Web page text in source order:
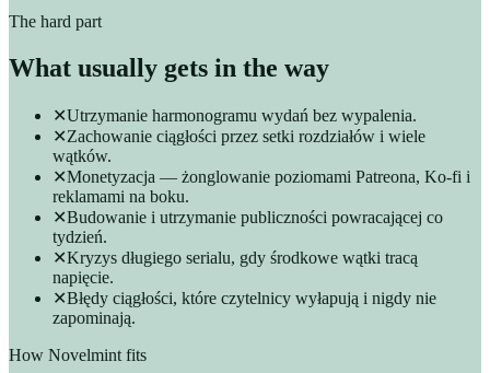
The hard part
What usually gets in the way
✕Utrzymanie harmonogramu wydań bez wypalenia.
✕Zachowanie ciągłości przez setki rozdziałów i wiele
wątków.
✕Monetyzacja — żonglowanie poziomami Patreona, Ko-fi i
reklamami na boku.
✕Budowanie i utrzymanie publiczności powracającej co
tydzień.
✕Kryzys długiego serialu, gdy środkowe wątki tracą
napięcie.
✕Błędy ciągłości, które czytelnicy wyłapują i nigdy nie
zapominają.
How Novelmint fits